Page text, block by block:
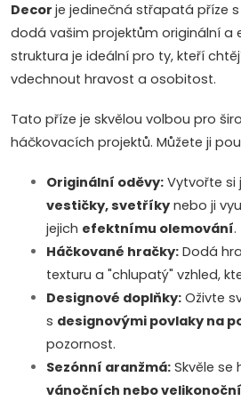
Decor je jedinečná střapatá příze
dodá vašim projektům originální a
struktura je ideální pro ty, kteří
vdechnout hravost a osobitost.
Tato příze je skvělou volbou pro
háčkovacích projektů. Můžete ji
Originální oděvy: Vytvořte si
vestičky, svetříky nebo ji
jejich efektnímu olemování.
Háčkované hračky: Dodá
texturu a "chlupatý" vzhled,
Designové doplňky: Oživte
s designovými povlaky na
pozornost.
Sezónní aranžmá: Skvěle se
vánočních nebo